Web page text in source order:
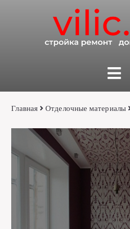
Главная Отделочные материалы